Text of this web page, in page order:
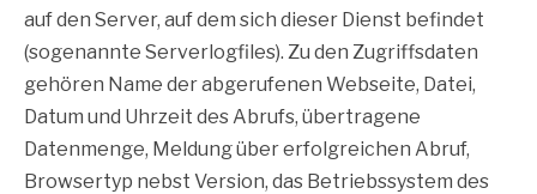
auf den Server, auf dem sich dieser Dienst befindet
(sogenannte Serverlogfiles). Zu den Zugriffsdaten
gehören Name der abgerufenen Webseite, Datei,
Datum und Uhrzeit des Abrufs, übertragene
Datenmenge, Meldung über erfolgreichen Abruf,
Browsertyp nebst Version, das Betriebssystem des